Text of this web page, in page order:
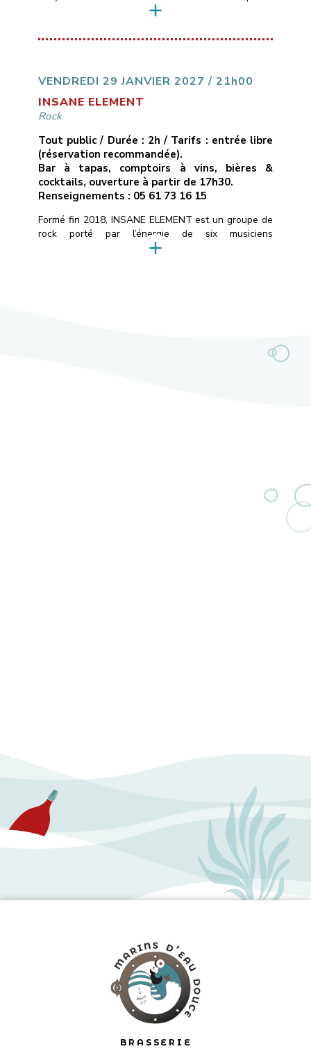
atypiques, quelques classiques, des trouvailles de
blues rock de garagiste qui sent la poussière et le
Marins d’Eau Douce – Ramonville
05 […]
VENDREDI 29 JANVIER 2027 / 21h00
INSANE ELEMENT
Rock
Tout public / Durée : 2h / Tarifs : entrée libre
(réservation recommandée).
Bar à tapas, comptoirs à vins, bières &
cocktails, ouverture à partir de 17h30.
Renseignements : 05 61 73 16 15
Formé fin 2018, INSANE ELEMENT est un groupe de
rock porté par l’énergie de six musiciens
expérimentés.Puisant leurs racines auprès d’artistes
BRASSERIE